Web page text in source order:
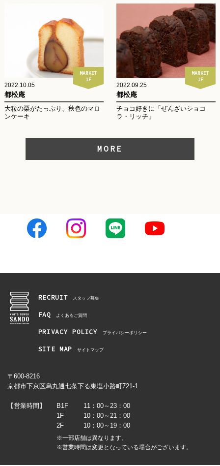
MARKET
1F
2022.10.05
都松庵
大粒の栗がたっぷり、秋色のマロ
ンケーキ
MARKET
1F
2022.09.25
都松庵
チョコ好きに「ぜんざいショコ
ラ・リッチ」
MORE
RECRUIT スタッフ募集
FAQ よくあるご質問
PRIVACY POLICY プライバシーポリシー
SITE MAP サイトマップ
〒600-8216
京都市下京区烏丸通七条下る東塩小路町721-1
【営業時間】 B1F
11：00～23：00
1F
10：00～21：00
2F
10：00～19：00
※一部店舗は異なります。
※営業時間は変更となっている場合がございます。